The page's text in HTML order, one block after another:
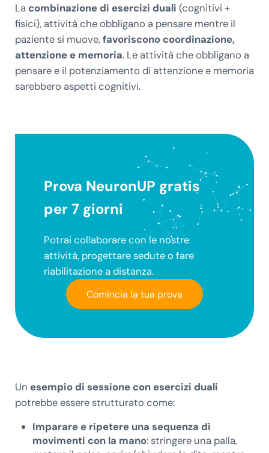
La combinazione di esercizi duali (cognitivi +
fisici), attività che obbligano a pensare mentre il
paziente si muove,favoriscono coordinazione,
attenzione e memoria. Le attività che obbligano a
pensare e il potenziamento di attenzione e memoria
sarebbero aspetti cognitivi.
Prova NeuronUP gratis
per 7 giorni
Potrai collaborare con le nostre
attività, progettare sedute o fare
riabilitazione a distanza.
Comincia la tua prova
Un esempio di sessione con esercizi duali
potrebbe essere strutturato come:
Imparare e ripetere una sequenza di
movimenti con la mano: stringere una palla,